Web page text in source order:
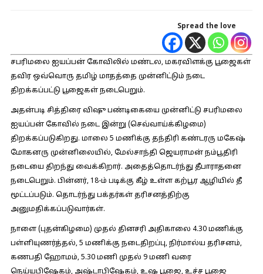
Spread the love
சபரிமலை ஐயப்பன் கோவிலில் மண்டல, மகரவிளக்கு பூஜைகள்
தவிர ஒவ்வொரு தமிழ் மாதத்தை முன்னிட்டும் நடை
திறக்கப்பட்டு பூஜைகள் நடைபெறும்.
அதன்படி சித்திரை விஷு பண்டிகையை முன்னிட்டு சபரிமலை
ஐயப்பன் கோவில் நடை இன்று (செவ்வாய்க்கிழமை)
திறக்கப்படுகிறது. மாலை 5 மணிக்கு தந்திரி கண்டரரு மகேஷ்
மோகனரு முன்னிலையில், மேல்சாந்தி ஜெயராமன் நம்பூதிரி
நடையை திறந்து வைக்கிறார். அதைத்தொடர்ந்து தீபாராதனை
நடைபெறும். பின்னர், 18-ம் படிக்கு கீழ் உள்ள கற்பூர ஆழியில் தீ
மூட்டப்படும். தொடர்ந்து பக்தர்கள் தரிசனத்திற்கு
அனுமதிக்கப்படுவார்கள்.
நாளை (புதன்கிழமை) முதல் தினசரி அதிகாலை 4.30 மணிக்கு
பள்ளியுணர்த்தல், 5 மணிக்கு நடைதிறப்பு, நிர்மால்ய தரிசனம்,
கணபதி ஹோமம், 5.30 மணி முதல் 9 மணி வரை
நெய்யபிஷேகம், அஷ்டாபிஷேகம், உஷ பூஜை, உச்ச பூஜை